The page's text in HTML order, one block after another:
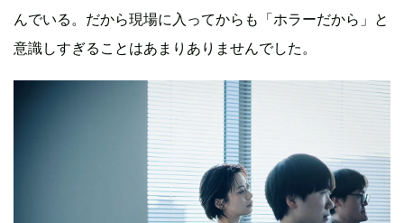
んでいる。だから現場に入ってからも「ホラーだから」と
意識しすぎることはあまりありませんでした。